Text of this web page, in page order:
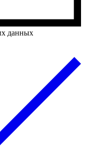
данных